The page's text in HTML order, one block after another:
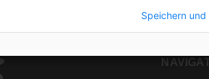
Speichern und